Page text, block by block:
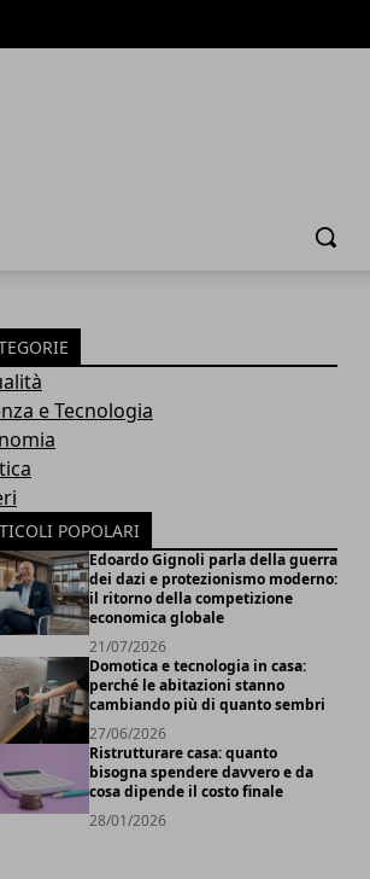
Cerca
e Tecnologia
POPOLARI
Edoardo Gignoli parla della guerra
dei dazi e protezionismo moderno:
il ritorno della competizione
economica globale
21/07/2026
Domotica e tecnologia in casa:
perché le abitazioni stanno
cambiando più di quanto sembri
27/06/2026
Ristrutturare casa: quanto
bisogna spendere davvero e da
cosa dipende il costo finale
28/01/2026